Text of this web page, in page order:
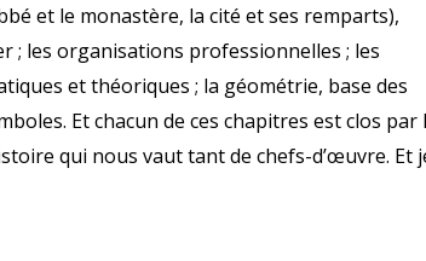
et le monastère, la cité et ses remparts),
; les organisations professionnelles ; les
et théoriques ; la géométrie, base des
Et chacun de ces chapitres est clos par
qui nous vaut tant de chefs-d’œuvre. Et